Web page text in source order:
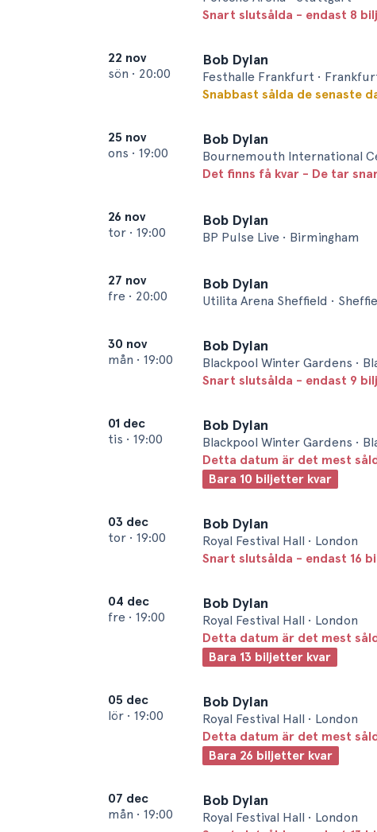
Snart slutsålda - endast 8
22 nov
sön • 20:00
Bob Dylan
Festhalle Frankfurt •
Snabbast sålda de senaste
25 nov
ons • 19:00
Bob Dylan
Bournemouth International
Det finns få kvar - De tar
26 nov
tor • 19:00
Bob Dylan
BP Pulse Live • Birmingham
27 nov
fre • 20:00
Bob Dylan
Utilita Arena Sheffield •
30 nov
mån • 19:00
Bob Dylan
Blackpool Winter Gardens •
Snart slutsålda - endast 9
01 dec
tis • 19:00
Bob Dylan
Blackpool Winter Gardens •
Detta datum är det mest
Bara 10 biljetter kvar
03 dec
tor • 19:00
Bob Dylan
Royal Festival Hall • London
Snart slutsålda - endast 16
04 dec
fre • 19:00
Bob Dylan
Royal Festival Hall • London
Detta datum är det mest
Bara 13 biljetter kvar
05 dec
lör • 19:00
Bob Dylan
Royal Festival Hall • London
Detta datum är det mest
Bara 26 biljetter kvar
07 dec
mån • 19:00
Bob Dylan
Royal Festival Hall • London